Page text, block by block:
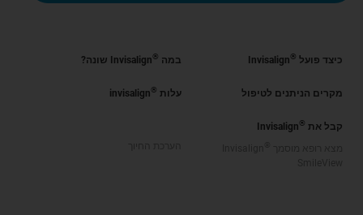
כיצד פועל ®
Invisalign במה ®Invisalign שונה?
מקרים הניתנים לטיפול עלות ®
invisalign
קבל את ®
Invisalign